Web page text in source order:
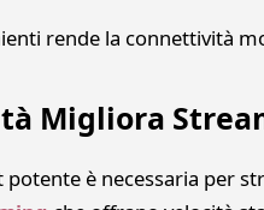
rende la connettività
Migliora
è necessaria per